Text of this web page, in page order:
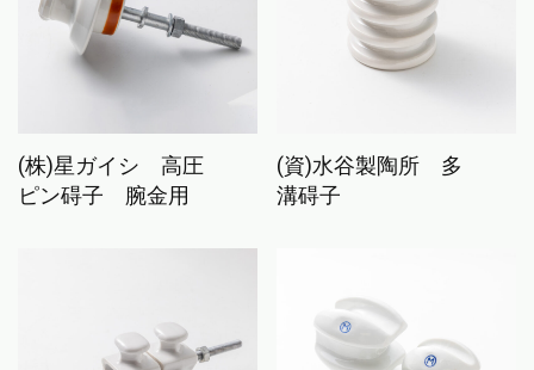
(株)星ガイシ 高圧
ピン碍子 腕金用
(資)水谷製陶所 多
溝碍子